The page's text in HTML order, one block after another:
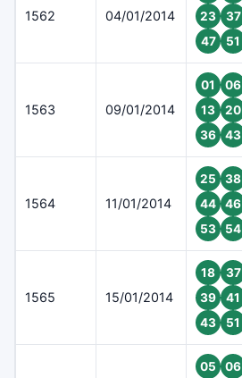
1562 04/01/2014
23
37
47
51
1563 09/01/2014
01
06
13
20
36
43
1564 11/01/2014
25
38
44
46
53
54
1565 15/01/2014
18
37
39
41
43
51
05
06